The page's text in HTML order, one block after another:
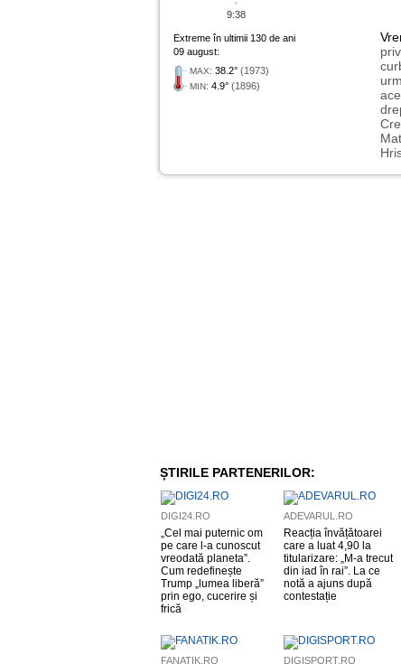
Extreme în ultimii 130 de ani
09 august:
MAX: 38.2° (1973)
MIN: 4.9° (1896)
9:38
ȘTIRILE PARTENERILOR:
DIGI24.RO
„Cel mai puternic om
pe care l-a cunoscut
vreodată planeta”.
Cum redefinește
Trump „lumea liberă”
prin ego, cucerire și
frică
ADEVARUL.RO
Reacția învățătoarei
care a luat 4,90 la
titularizare: „M-a trecut
din iad în rai”. La ce
notă a ajuns după
contestație
FANATIK.RO DIGISPORT.RO